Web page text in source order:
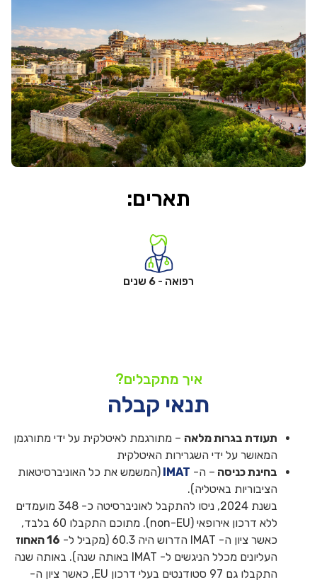
תארים:
רפואה - 6 שנים
איך מתקבלים?
תנאי קבלה
תעודת בגרות מלאה – מתורגמת לאיטלקית על ידי מתורגמן
המאושר על ידי השגרירות האיטלקית
בחינת כניסה – ה- IMAT (המשמש את כל האוניברסיטאות
הציבוריות באיטליה).
בשנת 2024, ניסו להתקבל לאוניברסיטה כ- 348 מועמדים
ללא דרכון אירופאי (non-EU). מתוכם התקבלו 60 בלבד,
כאשר ציון ה- IMAT הדרוש היה 60.3 (מקביל ל-
16 האחוז
העליונים מכלל הניגשים ל- IMAT באותה שנה). באותה שנה
התקבלו גם 97 סטודנטים בעלי דרכון EU, כאשר ציון ה-